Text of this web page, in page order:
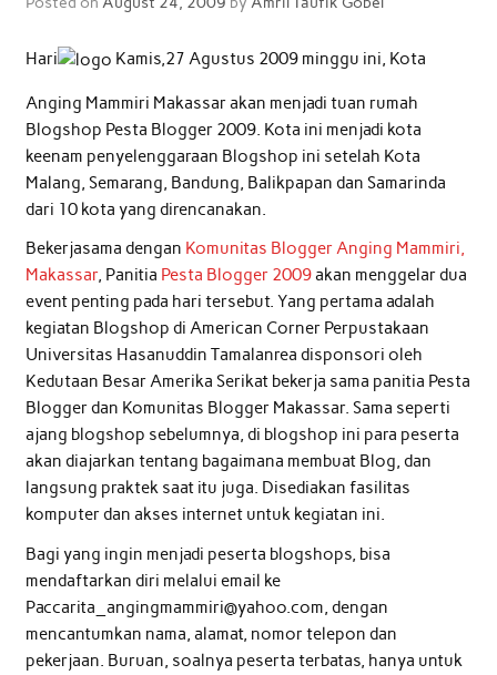
Hari Kamis,27 Agustus 2009 minggu ini, Kota
Anging Mammiri Makassar akan menjadi tuan rumah
Blogshop Pesta Blogger 2009. Kota ini menjadi kota
keenam penyelenggaraan Blogshop ini setelah Kota
Malang, Semarang, Bandung, Balikpapan dan Samarinda
dari 10 kota yang direncanakan.
Bekerjasama dengan Komunitas Blogger Anging Mammiri,
Makassar, Panitia Pesta Blogger 2009akan menggelar dua
event penting pada hari tersebut. Yang pertama adalah
kegiatan Blogshop di American Corner Perpustakaan
Universitas Hasanuddin Tamalanrea disponsori oleh
Kedutaan Besar Amerika Serikat bekerja sama panitia Pesta
Blogger dan Komunitas Blogger Makassar. Sama seperti
ajang blogshop sebelumnya, di blogshop ini para peserta
akan diajarkan tentang bagaimana membuat Blog, dan
langsung praktek saat itu juga. Disediakan fasilitas
komputer dan akses internet untuk kegiatan ini.
Bagi yang ingin menjadi peserta blogshops, bisa
mendaftarkan diri melalui email ke
Paccarita_angingmammiri@yahoo.com, dengan
mencantumkan nama, alamat, nomor telepon dan
pekerjaan. Buruan, soalnya peserta terbatas, hanya untuk